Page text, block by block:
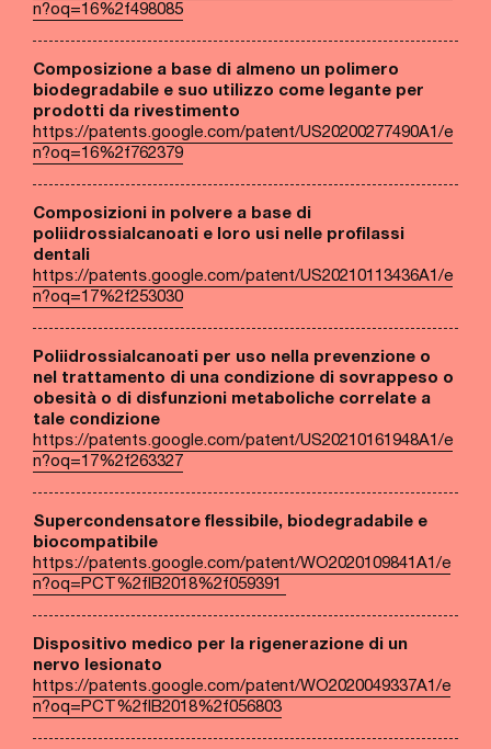
n?oq=16%2f498085
Composizione a base di almeno un polimero
biodegradabile e suo utilizzo come legante per
prodotti da rivestimento
https://patents.google.com/patent/US20200277490A1/e
n?oq=16%2f762379
Composizioni in polvere a base di
poliidrossialcanoati e loro usi nelle profilassi
dentali
https://patents.google.com/patent/US20210113436A1/e
n?oq=17%2f253030
Poliidrossialcanoati per uso nella prevenzione o
nel trattamento di una condizione di sovrappeso o
obesità o di disfunzioni metaboliche correlate a
tale condizione
https://patents.google.com/patent/US20210161948A1/e
n?oq=17%2f263327
Supercondensatore flessibile, biodegradabile e
biocompatibile
https://patents.google.com/patent/WO2020109841A1/e
n?oq=PCT%2fIB2018%2f059391
Dispositivo medico per la rigenerazione di un
nervo lesionato
https://patents.google.com/patent/WO2020049337A1/e
n?oq=PCT%2fIB2018%2f056803